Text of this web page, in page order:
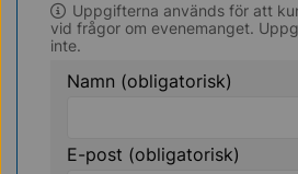
Uppgifterna används för att
vid frågor om evenemanget.
inte.
Namn (obligatorisk)
E-post (obligatorisk)